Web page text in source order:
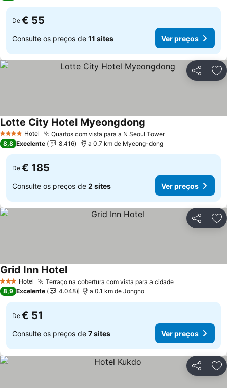
De € 55
Consulte os preços de 11 sites Ver preços
Partilhar
4 EstrelasHotel Quartos com vista para a N Seoul TowerVer preços
Lotte City Hotel Myeongdong
8,8 Excelente 8.416 a 0.7 km de Myeong-dong
De € 185
Consulte os preços de 2 sites Ver preços
Partilhar
3 EstrelasHotel Terraço na cobertura com vista para a cidadeVer preços
Grid Inn HotelVer preços
8,9 Excelente 4.048 a 0.1 km de Jongno
De € 51
Consulte os preços de 7 sites Ver preços
Partilhar